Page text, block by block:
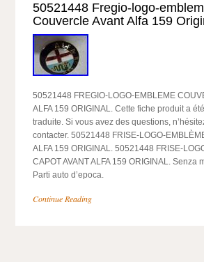
50521448 Fregio-logo-
Couvercle Avant Alfa 159
50521448 FREGIO-LOGO-EMBLEME
ALFA 159 ORIGINAL. Cette fiche produit a
traduite. Si vous avez des questions,
contacter. 50521448 FRISE-LOGO-
ALFA 159 ORIGINAL. 50521448 FRISE-
CAPOT AVANT ALFA 159 ORIGINAL. Senza
Parti auto d’epoca.
Continue Reading